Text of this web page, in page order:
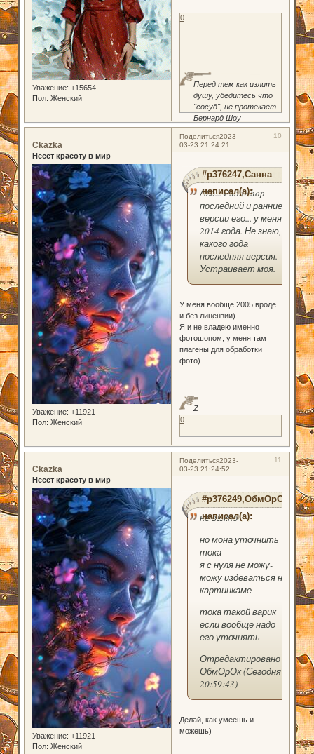
Уважение: +15654
Пол: Женский
Перед тем как излить
душу, убедитесь что
"сосуд", не протекает.
Бернард Шоу
0
Поделиться 10
2023-
03-23 21:24:21
Ckazka
Несет красоту в мир
Уважение: +11921
Пол: Женский
#p376247,Санна
написал(а):
Ага... Photoshop
последний и ранние
версии его... у меня
2014 года. Не знаю,
какого года
последняя версия.
Устраивает моя.
У меня вообще 2005 вроде
и без лицензии)
Я и не владею именно
фотошопом, у меня там
плагены для обработки
фото)
Z
0
Поделиться 11
2023-
03-23 21:24:52
Ckazka
Несет красоту в мир
Уважение: +11921
Пол: Женский
#p376249,ОбмОрОк
написал(а):
не важно
но мона уточнить
тока
я с нуля не можу-
можу издеваться на
картинкаме
тока такой варик
если вообще надо
его уточнять
Отредактировано
ОбмОрОк (Сегодня
20:59:43)
Делай, как умеешь и
можешь)